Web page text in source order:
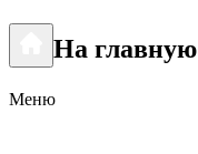
На главную
Меню